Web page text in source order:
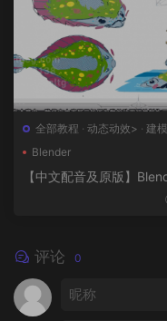
全部教程 · 动态动效> · 建模
Blender
【中文配音及原版】
评论 0